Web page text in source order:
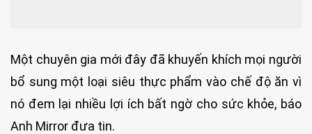
Một chuyên gia mới đây đã khuyến khích mọi người
bổ sung một loại siêu thực phẩm vào chế độ ăn vì
nó đem lại nhiều lợi ích bất ngờ cho sức khỏe, báo
Anh Mirror đưa tin.